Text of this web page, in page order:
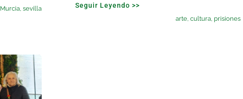
Murcia, sevilla Seguir Leyendo >>
arte, cultura, prisiones